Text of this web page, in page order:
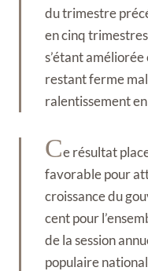
du trimestre
en cinq
s’étant
restant ferme
ralentissement
Ce résultat
favorable pour
croissance du
cent pour
de la session
populaire